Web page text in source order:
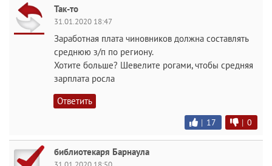
Так-то
31.01.2020 18:47
Заработная плата чиновников должна составлять
среднюю з/п по региону.
Хотите больше? Шевелите рогами, чтобы средняя
зарплата росла
Ответить
| 17 | 0
библиотекаря Барнаула